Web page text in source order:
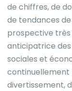
de chiffres, de
de tendances
prospective
anticipatrice
sociales et
continuellement
divertissement,